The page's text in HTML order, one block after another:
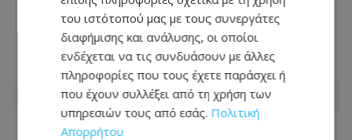
Διομήδους - Η παράκληση της
οικογένειας - Φωτογραφία
07.08.2026 - 13:44
του ιστότοπού μας με τους συνεργάτες
διαφήμισης και ανάλυσης, οι οποίοι
ενδέχεται να τις συνδυάσουν με άλλες
πληροφορίες που τους έχετε παράσχει ή
που έχουν συλλέξει από τη χρήση των
υπηρεσιών τους από εσάς. Πολιτική
Απορρήτου